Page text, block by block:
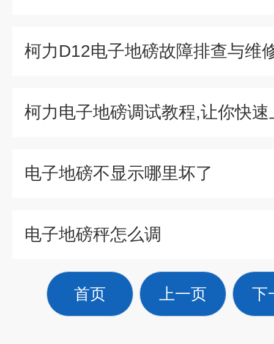
柯力D12电子地磅故障排查与维
柯力电子地磅调试教程,让你快速
电子地磅不显示哪里坏了
电子地磅秤怎么调
首页 上一页 下